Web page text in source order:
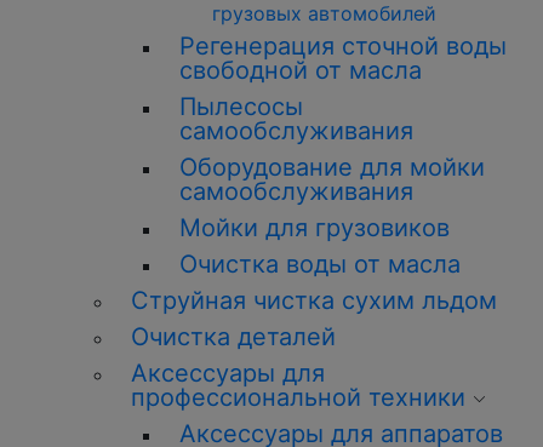
грузовых автомобилей
Регенерация сточной воды
свободной от масла
Пылесосы
самообслуживания
Оборудование для мойки
самообслуживания
Мойки для грузовиков
Очистка воды от масла
Струйная чистка сухим льдом
Очистка деталей
Аксессуары для
профессиональной техники
Аксессуары для аппаратов